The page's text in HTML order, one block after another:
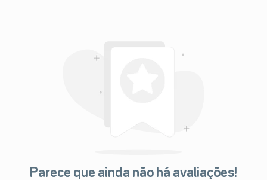
Parece que ainda não há avaliações!